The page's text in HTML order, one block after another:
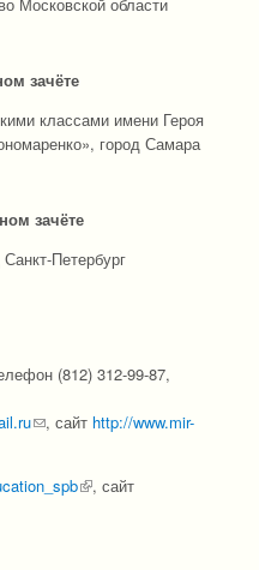
зачёте
классами имени Героя
город Самара
зачёте
Петербург
(812) 312-99-87,
(link sends e-mail)
, сайт http://www.mir-
(link is external)
, сайт